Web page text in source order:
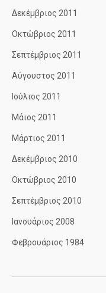
Δεκέμβριος 2011
Οκτώβριος 2011
Σεπτέμβριος 2011
Αύγουστος 2011
Ιούλιος 2011
Μάιος 2011
Μάρτιος 2011
Δεκέμβριος 2010
Οκτώβριος 2010
Σεπτέμβριος 2010
Ιανουάριος 2008
Φεβρουάριος 1984